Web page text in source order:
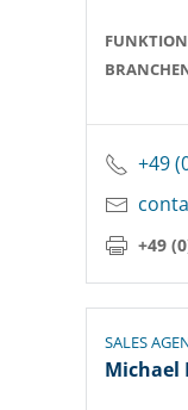
+49
+49
SALES
Michael